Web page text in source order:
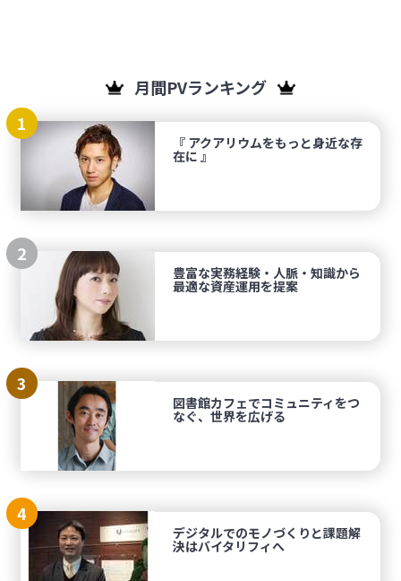
月間PVランキング
1
『 アクアリウムをもっと身近な存
在に 』
2
豊富な実務経験・人脈・知識から
最適な資産運用を提案
3
図書館カフェでコミュニティをつ
なぐ、世界を広げる
4
デジタルでのモノづくりと課題解
決はバイタリフィへ